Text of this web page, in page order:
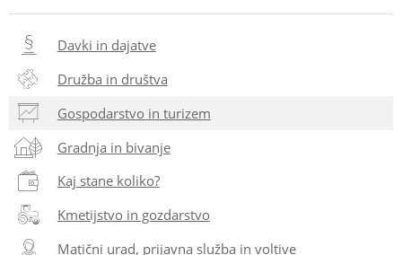
Davki in dajatve
Družba in društva
Gospodarstvo in turizem
Gradnja in bivanje
Kaj stane koliko?
Kmetijstvo in gozdarstvo
Matični urad, prijavna služba in voltive